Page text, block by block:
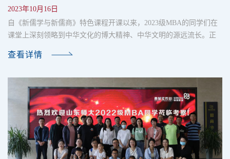
2023年10月16日
自《新儒学与新儒商》特色课程开课以来，2023级MBA的同学们在
课堂上深刻领略到中华文化的博大精神、中华文明的源远流长。正
一步了解历史文化、坚定文化自信，在李秀亮老师的带领下，同学
邵文臣老师对同学们的到来表示欢迎，带领同学们参观并做专业讲
解。......
查看详情